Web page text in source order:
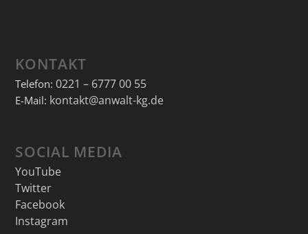
KONTAKT
Telefon: 0221 – 6777 00 55
E-Mail: kontakt@anwalt-kg.de
SOCIAL MEDIA
YouTube
Twitter
Facebook
Instagram